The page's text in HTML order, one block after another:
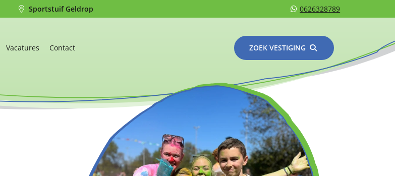
Sportstuif Geldrop 0626328789
Vacatures Contact ZOEK VESTIGING